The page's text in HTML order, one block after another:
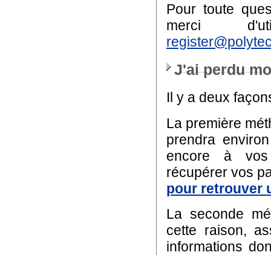
Pour toute
merci
J'ai perdu
Il y a deux
La première
prendra
encore à vos
récupérer vos
pour retrouver
La seconde
cette raison,
informations